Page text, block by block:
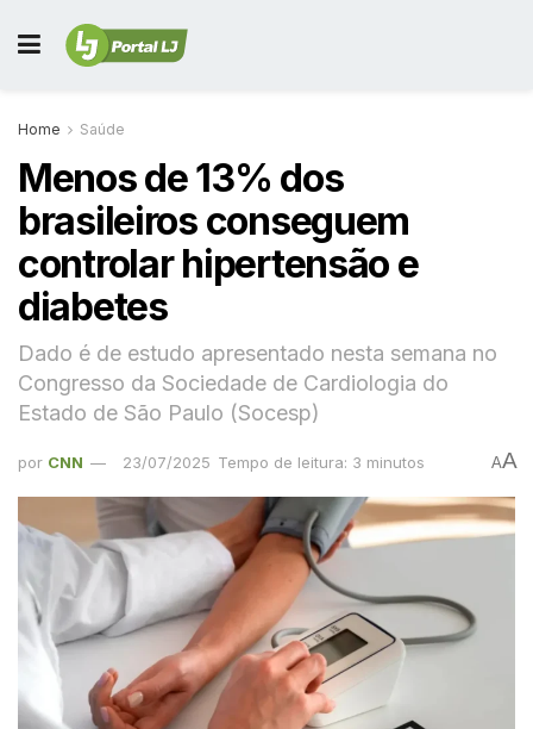
Home Saúde
Menos de 13% dos
brasileiros conseguem
controlar hipertensão e
diabetes
Dado é de estudo apresentado nesta semana no
Congresso da Sociedade de Cardiologia do
Estado de São Paulo (Socesp)
por CNN 23/07/2025 Tempo de leitura: 3 minutos AA